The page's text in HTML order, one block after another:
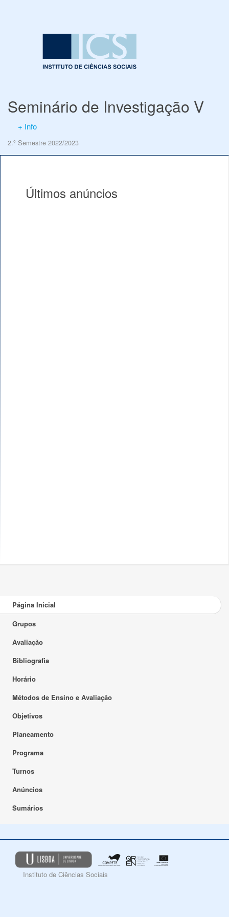
Seminário de Investigação V
+ Info
2.º Semestre 2022/2023
Últimos anúncios
Página Inicial
Grupos
Avaliação
Bibliografia
Horário
Métodos de Ensino e Avaliação
Objetivos
Planeamento
Programa
Turnos
Anúncios
Sumários
Instituto de Ciências Sociais